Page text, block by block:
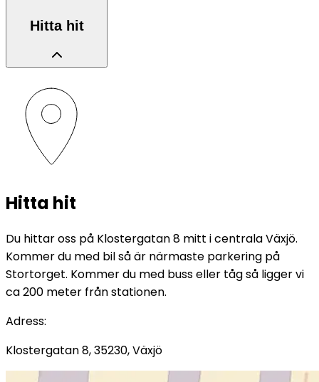
Hitta hit
Hitta hit
Du hittar oss på Klostergatan 8 mitt i centrala Växjö.
Kommer du med bil så är närmaste parkering på
Stortorget. Kommer du med buss eller tåg så ligger vi
ca 200 meter från stationen.
Adress:
Klostergatan 8, 35230, Växjö